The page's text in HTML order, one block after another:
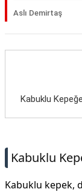
Aslı Demirtaş
Kabuklu
Kabuklu
Kabuklu kepek,